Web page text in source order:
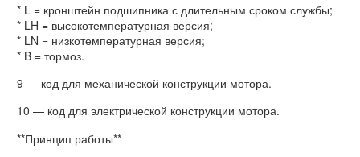
* L = кронштейн подшипника с длительным сроком службы;
* LH = высокотемпературная версия;
* LN = низкотемпературная версия;
* B = тормоз.
9 — код для механической конструкции мотора.
10 — код для электрической конструкции мотора.
**Принцип работы**